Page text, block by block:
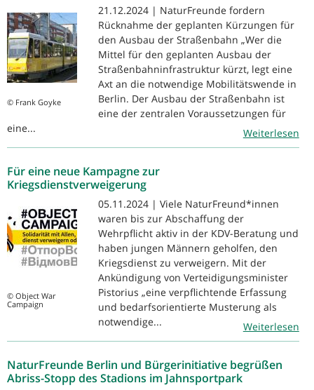
© Frank Goyke
21.12.2024 | NaturFreunde fordern
Rücknahme der geplanten Kürzungen für
den Ausbau der Straßenbahn „Wer die
Mittel für den geplanten Ausbau der
Straßenbahninfrastruktur kürzt, legt eine
Axt an die notwendige Mobilitätswende in
Berlin. Der Ausbau der Straßenbahn ist
eine der zentralen Voraussetzungen für
eine...
Weiterlesen
Für eine neue Kampagne zur
Kriegsdienstverweigerung
© Object War
Campaign
05.11.2024 | Viele NaturFreund*innen
waren bis zur Abschaffung der
Wehrpflicht aktiv in der KDV-Beratung und
haben jungen Männern geholfen, den
Kriegsdienst zu verweigern. Mit der
Ankündigung von Verteidigungsminister
Pistorius „eine verpflichtende Erfassung
und bedarfsorientierte Musterung als
notwendige...
Weiterlesen
NaturFreunde Berlin und Bürgerinitiative begrüßen
Abriss-Stopp des Stadions im Jahnsportpark